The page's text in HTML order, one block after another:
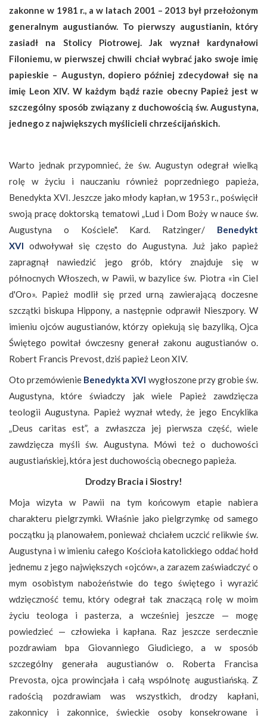
zakonne w 1981 r., a w latach 2001 – 2013 był przełożonym
generalnym augustianów. To pierwszy augustianin, który
zasiadł na Stolicy Piotrowej. Jak wyznał kardynałowi
Filoniemu, w pierwszej chwili chciał wybrać jako swoje imię
papieskie – Augustyn, dopiero później zdecydował się na
imię Leon XIV. W każdym bądź razie obecny Papież jest w
szczególny sposób związany z duchowością św. Augustyna,
jednego z największych myślicieli chrześcijańskich.
Warto jednak przypomnieć, że św. Augustyn odegrał wielką
rolę w życiu i nauczaniu również poprzedniego papieża,
Benedykta XVI. Jeszcze jako młody kapłan, w 1953 r., poświęcił
swoją pracę doktorską tematowi „Lud i Dom Boży w nauce św.
Augustyna o Kościele". Kard. Ratzinger/ Benedykt
XVI odwoływał się często do Augustyna. Już jako papież
zapragnął nawiedzić jego grób, który znajduje się w
północnych Włoszech, w Pawii, w bazylice św. Piotra «in Ciel
d'Oro». Papież modlił się przed urną zawierającą doczesne
szczątki biskupa Hippony, a następnie odprawił Nieszpory. W
imieniu ojców augustianów, którzy opiekują się bazyliką, Ojca
Świętego powitał ówczesny generał zakonu augustianów o.
Robert Francis Prevost, dziś papież Leon XIV.
Oto przemówienie Benedykta XVI wygłoszone przy grobie św.
Augustyna, które świadczy jak wiele Papież zawdzięcza
teologii Augustyna. Papież wyznał wtedy, że jego Encyklika
„Deus caritas est”, a zwłaszcza jej pierwsza część, wiele
zawdzięcza myśli św. Augustyna. Mówi też o duchowości
augustiańskiej, która jest duchowością obecnego papieża.
Drodzy Bracia i Siostry!
Moja wizyta w Pawii na tym końcowym etapie nabiera
charakteru pielgrzymki. Właśnie jako pielgrzymkę od samego
początku ją planowałem, ponieważ chciałem uczcić relikwie św.
Augustyna i w imieniu całego Kościoła katolickiego oddać hołd
jednemu z jego największych «ojców», a zarazem zaświadczyć o
mym osobistym nabożeństwie do tego świętego i wyrazić
wdzięczność temu, który odegrał tak znaczącą rolę w moim
życiu teologa i pasterza, a wcześniej jeszcze — mogę
powiedzieć — człowieka i kapłana. Raz jeszcze serdecznie
pozdrawiam bpa Giovanniego Giudiciego, a w sposób
szczególny generała augustianów o. Roberta Francisa
Prevosta, ojca prowincjała i całą wspólnotę augustiańską. Z
radością pozdrawiam was wszystkich, drodzy kapłani,
zakonnicy i zakonnice, świeckie osoby konsekrowane i